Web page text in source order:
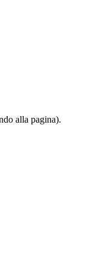
alla pagina).